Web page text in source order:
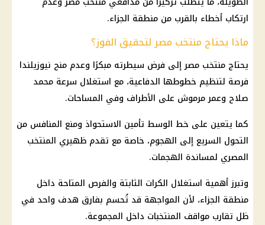
ارتكاب أخطاء بالقرب من منطقة الجزاء.
ماذا يحتاج منتخب مصر لتحقيق الفوز؟
يحتاج منتخب مصرإلى فرض سيطرته مبكرًا وعدم منح نيوزيلندا
فرصة لتنظيم خطوطها الدفاعية، مع استغلال سرعة محمد
صلاح وعمر مرموش على الأطراف وفي المساحات.
كما يتعين على خط الوسط تأمين الاستحواذ ومنع المنافس من
التحول السريع إلى الهجوم، خاصة مع تقدم ظهيري المنتخب
المصري لمساندة الهجمات.
وتبرز أهمية استغلال الكرات الثابتة والفرص المتاحة داخل
منطقة الجزاء، لأن المواجهة قد تُحسم بفارق هدف واحد في
ظل تقارب مواقف المنتخبات داخل المجموعة.